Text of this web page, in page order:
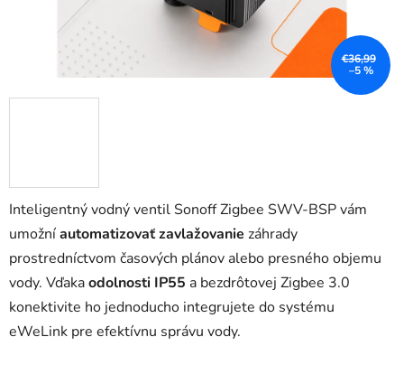
Inteligentný vodný ventil Sonoff Zigbee SWV-BSP vám
umožníautomatizovať zavlažovanie záhrady
prostredníctvom časových plánov alebo presného objemu
vody. Vďakaodolnosti IP55 a bezdrôtovej Zigbee 3.0
konektivite ho jednoducho integrujete do systému
eWeLink pre efektívnu správu vody.
€36,99
–5 %